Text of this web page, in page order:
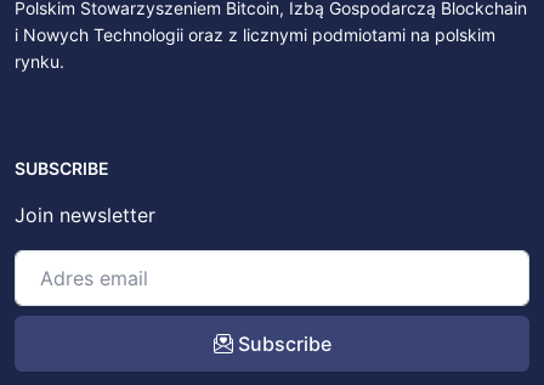
Polskim Stowarzyszeniem Bitcoin, Izbą Gospodarczą Blockchain
i Nowych Technologii oraz z licznymi podmiotami na polskim
rynku.
SUBSCRIBE
Join newsletter
Subscribe